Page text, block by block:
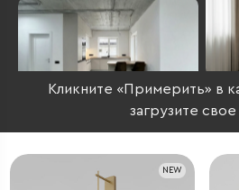
Кликните «Примерить» в
загрузите
NEW